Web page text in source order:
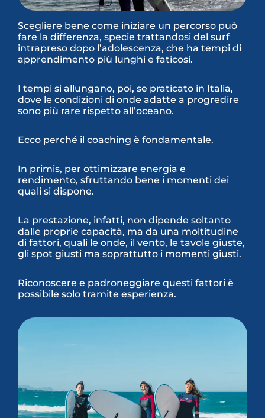
Scegliere bene come iniziare un percorso può
fare la differenza, specie trattandosi del surf
intrapreso dopo l’adolescenza, che ha tempi di
apprendimento più lunghi e faticosi.
I tempi si allungano, poi, se praticato in Italia,
dove le condizioni di onde adatte a progredire
sono più rare rispetto all’oceano.
Ecco perché il coaching è fondamentale.
In primis, per ottimizzare energia e
rendimento, sfruttando bene i momenti dei
quali si dispone.
La prestazione, infatti, non dipende soltanto
dalle proprie capacità, ma da una moltitudine
di fattori, quali le onde, il vento, le tavole giuste,
gli spot giusti ma soprattutto i momenti giusti.
Riconoscere e padroneggiare questi fattori è
possibile solo tramite esperienza.